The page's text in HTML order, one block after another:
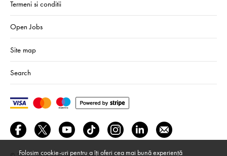
Termeni si conditii
Open Jobs
Site map
Search
Folosim cookie-uri pentru a îți oferi cea mai bună experiență